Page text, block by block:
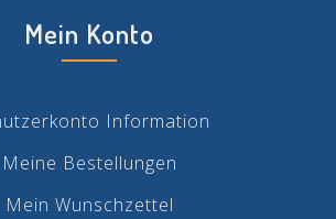
Mein Konto
Information
Meine Bestellungen
Mein Wunschzettel